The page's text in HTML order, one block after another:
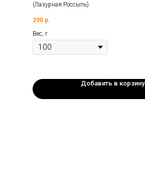
(Лазурная Россыпь)
290 р.
Вес, г
Добавить в корзину